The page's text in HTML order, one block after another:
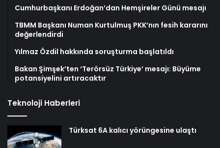
Cumhurbaşkanı Erdoğan’dan Hemşireler Günü mesajı
TBMM Başkanı Numan Kurtulmuş PKK’nın fesih kararını
değerlendirdi
Yılmaz Özdil hakkında soruşturma başlatıldı
Bakan Şimşek’ten ‘Terörsüz Türkiye’ mesajı: Büyüme
potansiyelini artıracaktır
Teknoloji Haberleri
Türksat 6A kalıcı yörüngesine ulaştı